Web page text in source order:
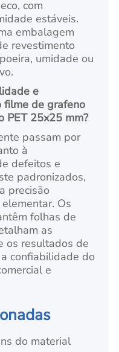
com
estáveis.
embalagem
revestimento
umidade ou
e
filme de grafeno
PET 25x25 mm?
passam por
à
defeitos e
padronizados,
precisão
Os
folhas de
as
os resultados de
confiabilidade do
e
do material